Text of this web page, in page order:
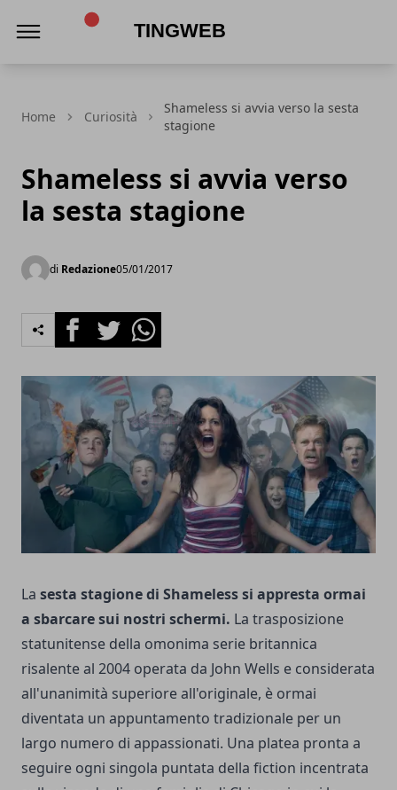
Home Curiosità
Shameless si avvia verso la sesta
stagione
Shameless si avvia verso
la sesta stagione
di Redazione05/01/2017
FacebookTwitterWhatsapp
La sesta stagione di Shamelesssi appresta ormai
a sbarcare sui nostri schermi. La trasposizione
statunitense della omonima serie britannica
risalente al 2004 operata da John Wells e considerata
all'unanimità superiore all'originale, è ormai
diventata un appuntamento tradizionale per un
largo numero di appassionati. Una platea pronta a
seguire ogni singola puntata della fiction incentrata